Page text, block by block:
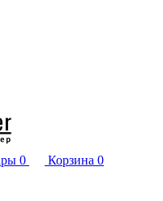
0 Корзина 0